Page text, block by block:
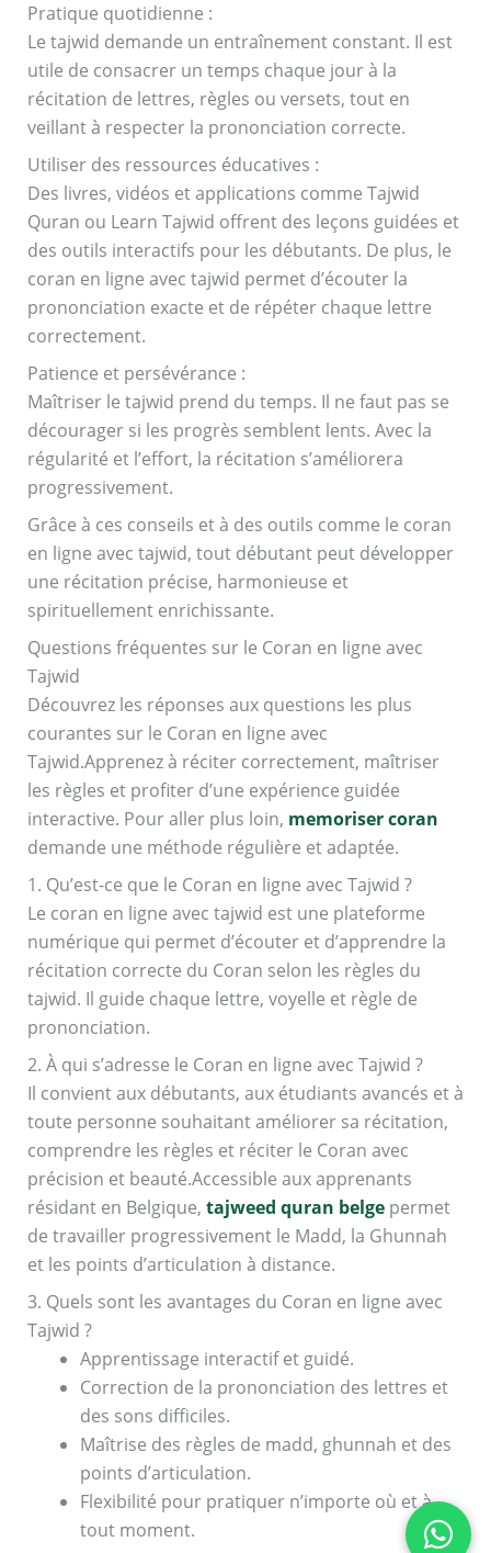
Pratique quotidienne :
Le tajwid demande un entraînement constant. Il est
utile de consacrer un temps chaque jour à la
récitation de lettres, règles ou versets, tout en
veillant à respecter la prononciation correcte.
Utiliser des ressources éducatives :
Des livres, vidéos et applications comme Tajwid
Quran ou Learn Tajwid offrent des leçons guidées et
des outils interactifs pour les débutants. De plus, le
coran en ligne avec tajwid permet d’écouter la
prononciation exacte et de répéter chaque lettre
correctement.
Patience et persévérance :
Maîtriser le tajwid prend du temps. Il ne faut pas se
décourager si les progrès semblent lents. Avec la
régularité et l’effort, la récitation s’améliorera
progressivement.
Grâce à ces conseils et à des outils comme le coran
en ligne avec tajwid, tout débutant peut développer
une récitation précise, harmonieuse et
spirituellement enrichissante.
Questions fréquentes sur le Coran en ligne avec
Tajwid
Découvrez les réponses aux questions les plus
courantes sur le Coran en ligne avec
Tajwid.Apprenez à réciter correctement, maîtriser
les règles et profiter d’une expérience guidée
interactive. Pour aller plus loin, memoriser coran
demande une méthode régulière et adaptée.
1. Qu’est-ce que le Coran en ligne avec Tajwid ?
Le coran en ligne avec tajwid est une plateforme
numérique qui permet d’écouter et d’apprendre la
récitation correcte du Coran selon les règles du
tajwid. Il guide chaque lettre, voyelle et règle de
prononciation.
2. À qui s’adresse le Coran en ligne avec Tajwid ?
Il convient aux débutants, aux étudiants avancés et à
toute personne souhaitant améliorer sa récitation,
comprendre les règles et réciter le Coran avec
précision et beauté.Accessible aux apprenants
résidant en Belgique, tajweed quran belgepermet
de travailler progressivement le Madd, la Ghunnah
et les points d’articulation à distance.
3. Quels sont les avantages du Coran en ligne avec
Tajwid ?
Apprentissage interactif et guidé.
Correction de la prononciation des lettres et
des sons difficiles.
Maîtrise des règles de madd, ghunnah et des
points d’articulation.
Flexibilité pour pratiquer n’importe où et à
tout moment.